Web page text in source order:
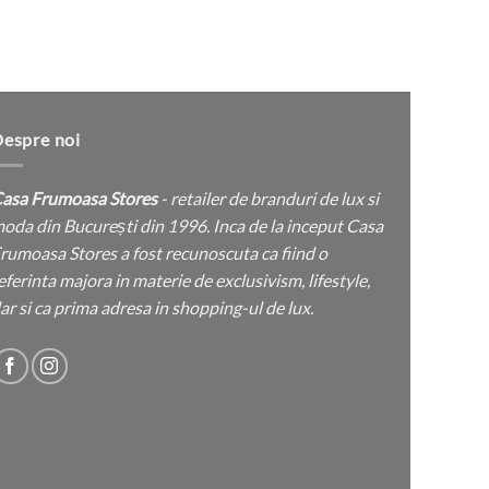
noi
Frumoasa Stores- retailer de branduri de lux si
din București din 1996. Inca de la inceput Casa
Stores a fost recunoscuta ca fiind o
majora in materie de exclusivism, lifestyle,
si ca prima adresa in shopping-ul de lux.